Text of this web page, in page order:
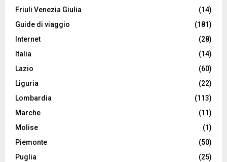
Friuli Venezia Giulia
(14)
Guide di viaggio
(181)
Internet
(28)
Italia
(14)
Lazio
(60)
Liguria
(22)
Lombardia
(113)
Marche
(11)
Molise
(1)
Piemonte
(50)
Puglia
(25)